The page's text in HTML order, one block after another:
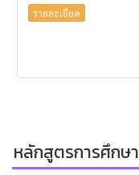
รายละเอียด
หลักสูตรการศึกษา